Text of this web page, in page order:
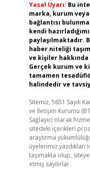
Yasal Uyarı: Bu
marka, kurum
bağlantısı
kendi
paylaşılmaktadır.
haber niteliği
ve kişiler hakkında
Gerçek kurum ve
tamamen
halindedir ve
Sitemiz, 5651 Sayılı
ve İletişim Kurumu
Sağlayıcı olarak
sitedeki içerikleri
araştırma
üyelerimiz
taşımakta olup,
etmiş sayılırlar.